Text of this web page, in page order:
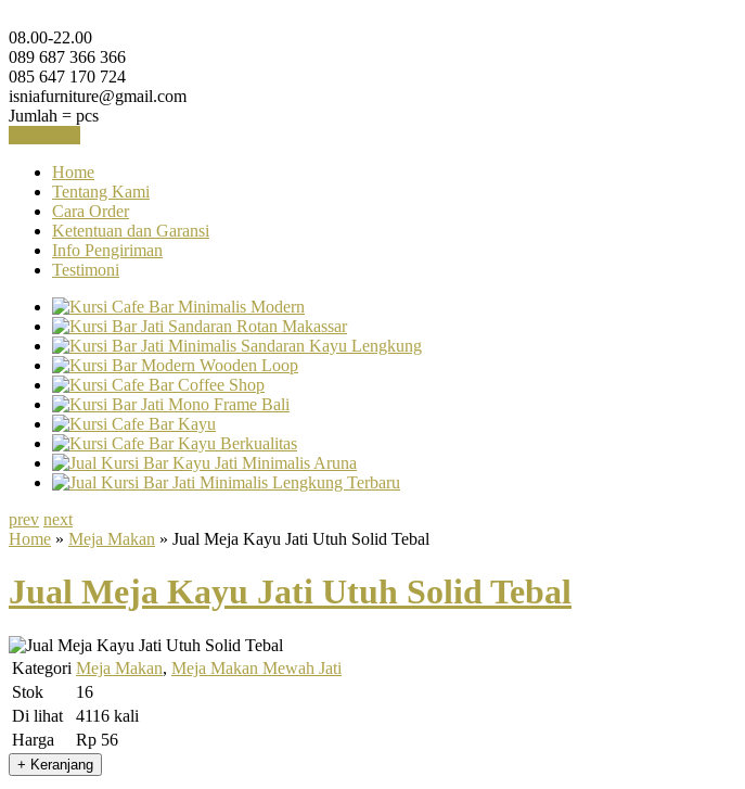
08.00-22.00
089 687 366 366
085 647 170 724
isniafurniture@gmail.com
Jumlah = pcs
Home
Tentang Kami
Cara Order
Ketentuan dan Garansi
Info Pengiriman
Testimoni
prev next
Home » Meja Makan » Jual Meja Kayu Jati Utuh Solid Tebal
Jual Meja Kayu Jati Utuh Solid Tebal
Kategori Meja Makan, Meja Makan Mewah Jati
Stok
16
Di lihat
4116 kali
Harga
Rp 56